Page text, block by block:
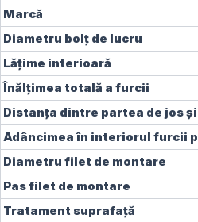
Marcă
Diametru bolț de lucru
Lățime interioară
Înălțimea totală a furcii
Distanța dintre partea de jos
Adâncimea în interiorul furcii
Diametru filet de montare
Pas filet de montare
Tratament suprafață